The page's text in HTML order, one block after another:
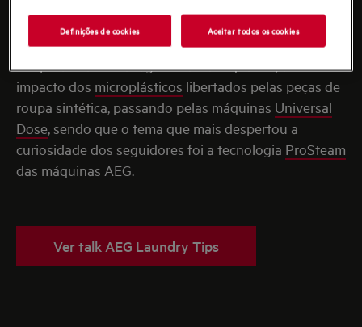
As principais questões foram dos programas e
temperaturas de lavagem mais adequados, ao
impacto dos microplásticos libertados pelas peças de
roupa sintética, passando pelas máquinas Universal
Dose, sendo que o tema que mais despertou a
curiosidade dos seguidores foi a tecnologia ProSteam
das máquinas AEG.
Ver talk AEG Laundry Tips
Definições de cookies Aceitar todos os cookies